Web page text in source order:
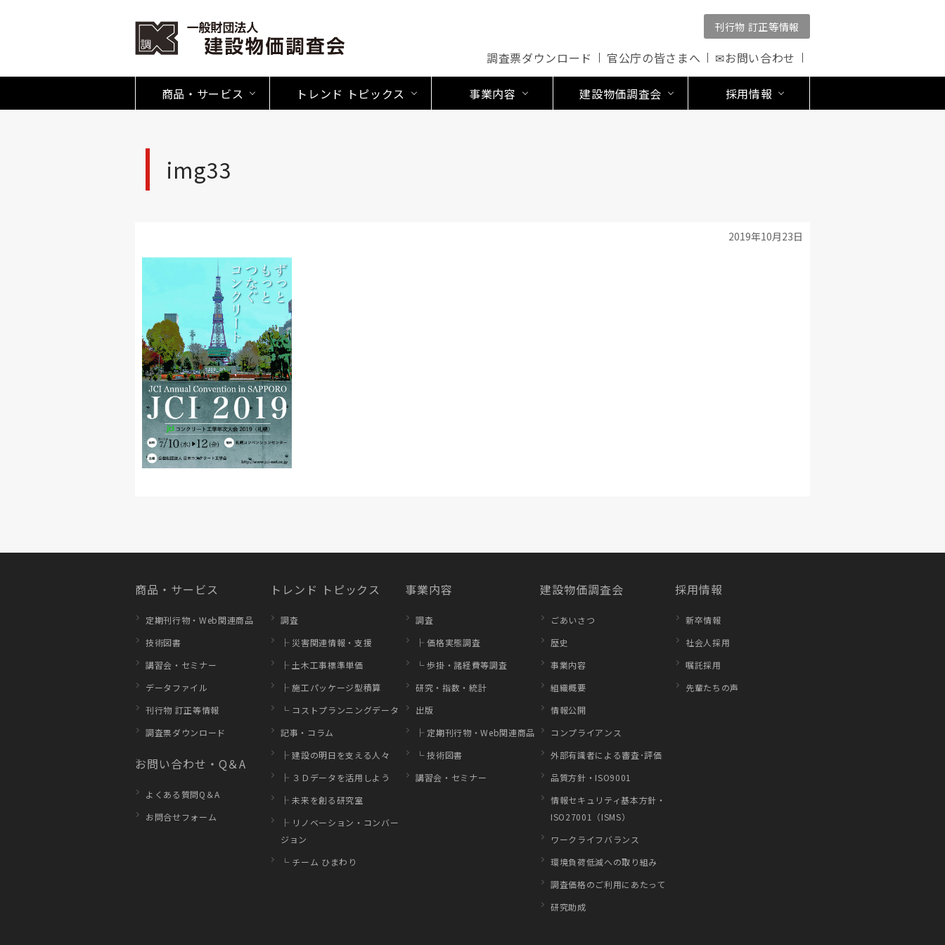
刊行物 訂正等情報
調査票ダウンロード 官公庁の皆さまへ ✉お問い合わせ
商品・サービス トレンド トピックス 事業内容 建設物価調査会 採用情報
img33
2019年10月23日
商品・サービス
定期刊行物・Web関連商品
技術図書
講習会・セミナー
データファイル
刊行物 訂正等情報
調査票ダウンロード
お問い合わせ・Q＆A
よくある質問Q＆A
お問合せフォーム
トレンド トピックス
調査
├ 災害関連情報・支援
├ 土木工事標準単価
├ 施工パッケージ型積算
└ コストプランニングデータ
記事・コラム
├ 建設の明日を支える人々
├ ３Ｄデータを活用しよう
├ 未来を創る研究室
├ リノベーション・コンバー
ジョン
└ チーム ひまわり
事業内容
調査
├ 価格実態調査
└ 歩掛・諸経費等調査
研究・指数・統計
出版
├ 定期刊行物・Web関連商品
└ 技術図書
講習会・セミナー
建設物価調査会
ごあいさつ
歴史
事業内容
組織概要
情報公開
コンプライアンス
外部有識者による審査･評価
品質方針・ISO9001
情報セキュリティ基本方針・
ISO27001（ISMS）
ワークライフバランス
環境負荷低減への取り組み
調査価格のご利用にあたって
研究助成
採用情報
新卒情報
社会人採用
嘱託採用
先輩たちの声